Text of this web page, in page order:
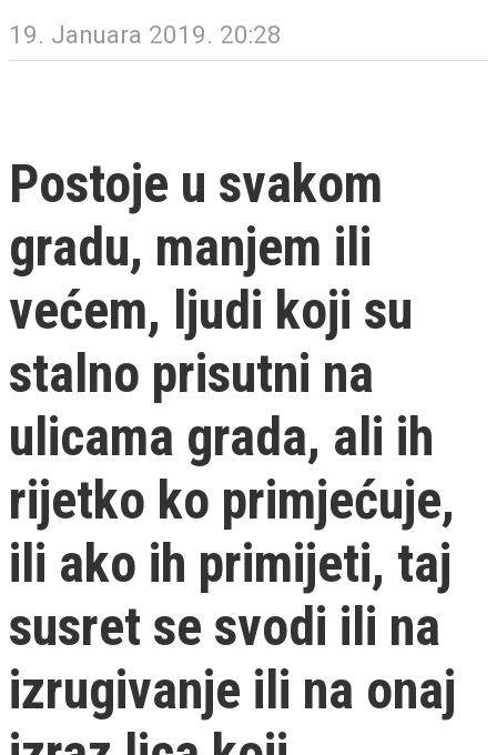
19. Januara 2019. 20:28
Postoje u svakom
gradu, manjem ili
većem, ljudi koji su
stalno prisutni na
ulicama grada, ali ih
rijetko ko primjećuje,
ili ako ih primijeti, taj
susret se svodi ili na
izrugivanje ili na onaj